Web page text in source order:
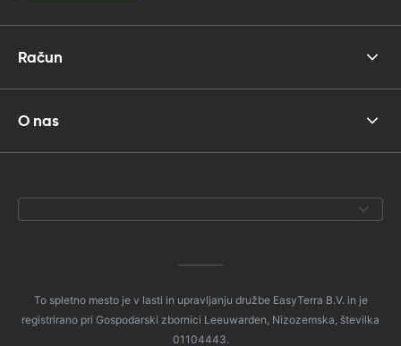
Račun
O nas
To spletno mesto je v lasti in upravljanju družbe EasyTerra B.V. in je
registrirano pri Gospodarski zbornici Leeuwarden, Nizozemska, številka
01104443.